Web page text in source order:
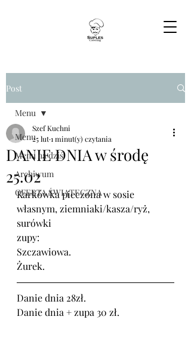
Post
Menu
Menu na dziś
Archiwum
OFERTA ŚWIĄTECZNA
Menu
DANIE DNIA w środę
25.02
Szef Kuchni
25 lut1 minut(y) czytania
Karkówka pieczona w sosie
własnym, ziemniaki/kasza/ryż,
surówki
zupy:
Szczawiowa.
Żurek.
Danie dnia 28zł.
Danie dnia + zupa 30 zł.